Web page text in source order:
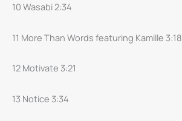
10 Wasabi 2:34
11 More Than Words featuring Kamille 3:18
12 Motivate 3:21
13 Notice 3:34